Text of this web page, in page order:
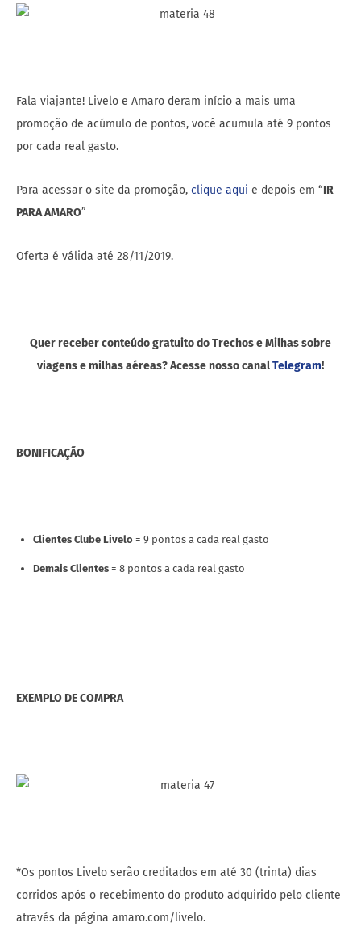
Fala viajante! Livelo e Amaro deram início a mais uma
promoção de acúmulo de pontos, você acumula até 9 pontos
por cada real gasto.
Para acessar o site da promoção, clique aqui e depois em “IR
PARA AMARO”
Oferta é válida até 28/11/2019.
Quer receber conteúdo gratuito do Trechos e Milhas sobre
viagens e milhas aéreas? Acesse nosso canalTelegram!
BONIFICAÇÃO
Clientes Clube Livelo = 9 pontos a cada real gasto
Demais Clientes = 8 pontos a cada real gasto
EXEMPLO DE COMPRA
*Os pontos Livelo serão creditados em até 30 (trinta) dias
corridos após o recebimento do produto adquirido pelo cliente
através da página amaro.com/livelo.